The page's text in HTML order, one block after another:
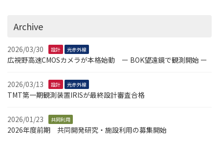
Archive
2026/03/30 設計 光赤外線
広視野高速CMOSカメラが本格始動 ー BOK望遠鏡で観測開始 ー
2026/03/13 設計 光赤外線
TMT第一期観測装置IRISが最終設計審査合格
2026/01/23 共同利用
2026年度前期 共同開発研究・施設利用の募集開始